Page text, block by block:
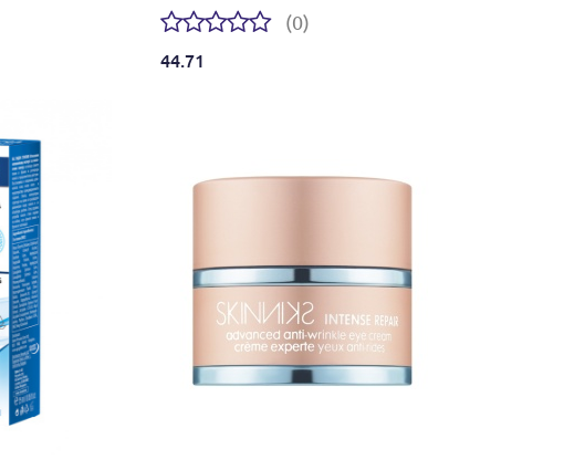
(0)
44.71